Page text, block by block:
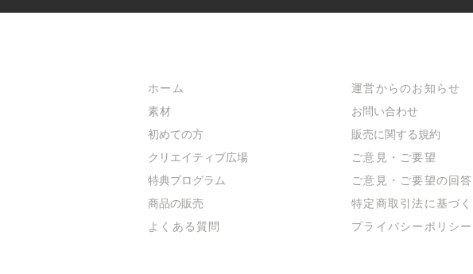
ホーム
素材
初めての方
​クリエイティブ広場
​特典プログラム
​商品の販売
よくある質問
​運営からのお知らせ
お問い合わせ
​販売に関する規約
​ご意見・ご要望
​ご意見・ご要望の回答
特定商取引法に基づ
​プライバシーポリシー